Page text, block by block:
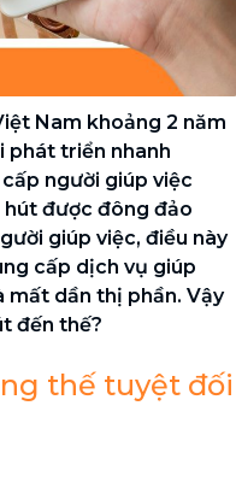
Nam khoảng 2 năm
phát triển nhanh
người giúp việc
được đông đảo
giúp việc, điều này
cấp dịch vụ giúp
mất dần thị phần. Vậy
đến thế?
thế tuyệt đối